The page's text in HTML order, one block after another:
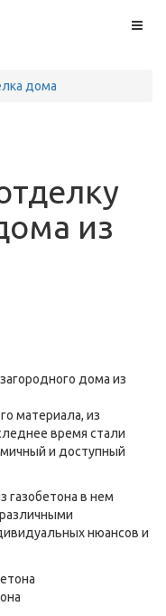
Меню
дома
из
материала, из
время стали
и доступный
газобетона в нем
нюансов и